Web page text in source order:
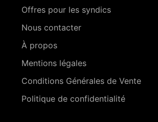
Offres pour les syndics
Nous contacter
À propos
Mentions légales
Conditions Générales de Vente
Politique de confidentialité